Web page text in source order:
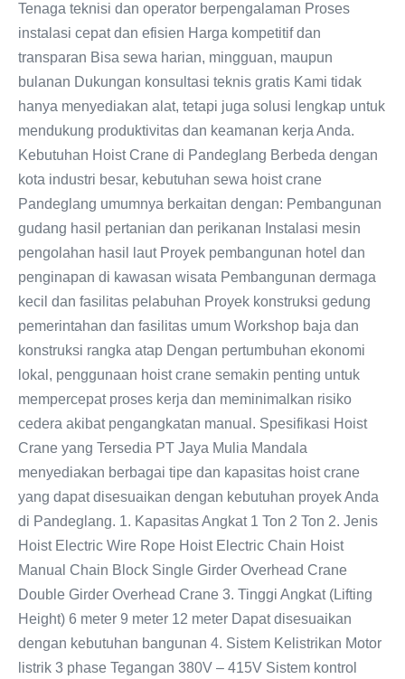
Tenaga teknisi dan operator berpengalaman Proses
instalasi cepat dan efisien Harga kompetitif dan
transparan Bisa sewa harian, mingguan, maupun
bulanan Dukungan konsultasi teknis gratis Kami tidak
hanya menyediakan alat, tetapi juga solusi lengkap untuk
mendukung produktivitas dan keamanan kerja Anda.
Kebutuhan Hoist Crane di Pandeglang Berbeda dengan
kota industri besar, kebutuhan sewa hoist crane
Pandeglang umumnya berkaitan dengan: Pembangunan
gudang hasil pertanian dan perikanan Instalasi mesin
pengolahan hasil laut Proyek pembangunan hotel dan
penginapan di kawasan wisata Pembangunan dermaga
kecil dan fasilitas pelabuhan Proyek konstruksi gedung
pemerintahan dan fasilitas umum Workshop baja dan
konstruksi rangka atap Dengan pertumbuhan ekonomi
lokal, penggunaan hoist crane semakin penting untuk
mempercepat proses kerja dan meminimalkan risiko
cedera akibat pengangkatan manual. Spesifikasi Hoist
Crane yang Tersedia PT Jaya Mulia Mandala
menyediakan berbagai tipe dan kapasitas hoist crane
yang dapat disesuaikan dengan kebutuhan proyek Anda
di Pandeglang. 1. Kapasitas Angkat 1 Ton 2 Ton 2. Jenis
Hoist Electric Wire Rope Hoist Electric Chain Hoist
Manual Chain Block Single Girder Overhead Crane
Double Girder Overhead Crane 3. Tinggi Angkat (Lifting
Height) 6 meter 9 meter 12 meter Dapat disesuaikan
dengan kebutuhan bangunan 4. Sistem Kelistrikan Motor
listrik 3 phase Tegangan 380V – 415V Sistem kontrol